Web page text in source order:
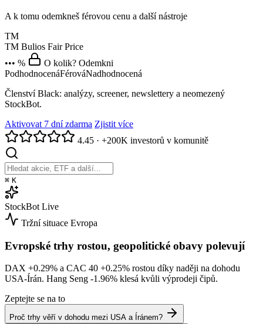
A k tomu odemkneš férovou cenu a další nástroje
TM
TM Bulios Fair Price
••• %
O kolik? Odemkni
PodhodnocenáFérováNadhodnocená
Členství Black: analýzy, screener, newslettery a neomezený
StockBot.
Aktivovat 7 dní zdarma Zjistit více
4.45 · +200K investorů v komunitě
⌘ K
StockBot Live
Tržní situace Evropa
Evropské trhy rostou, geopolitické obavy polevují
DAX +0.29% a CAC 40 +0.25% rostou díky naději na dohodu
USA-Írán. Hang Seng -1.96% klesá kvůli výprodeji čipů.
Zeptejte se na to
Proč trhy věří v dohodu mezi USA a Íránem?